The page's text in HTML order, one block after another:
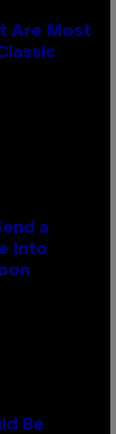
Are Most
a
Into
Be